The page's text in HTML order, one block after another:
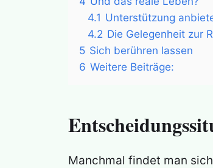
4.1 Unterstützung
4.2 Die Gelegenheit zur
5 Sich berühren lassen
6 Weitere Beiträge:
Manchmal findet man